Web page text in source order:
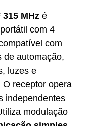
315 MHz é
com 4
com
de automação,
luzes e
receptor opera
independentes
modulação